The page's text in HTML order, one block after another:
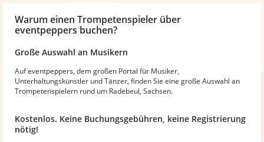
Warum einen Trompetenspieler über
eventpeppers buchen?
Große Auswahl an Musikern
Auf eventpeppers, dem großen Portal für Musiker,
Unterhaltungskünstler und Tänzer, finden Sie eine große Auswahl an
Trompetenspielern rund um Radebeul, Sachsen.
Kostenlos. Keine Buchungsgebühren, keine Registrierung
nötig!